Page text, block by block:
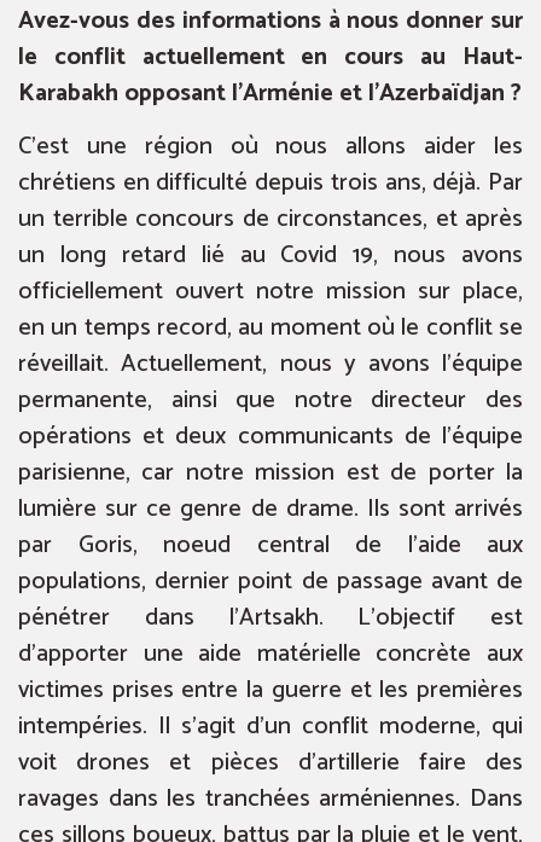
Avez-vous des informations à nous donner sur
le conflit actuellement en cours au Haut-
Karabakh opposant l’Arménie et l’Azerbaïdjan ?
C’est une région où nous allons aider les
chrétiens en difficulté depuis trois ans, déjà. Par
un terrible concours de circonstances, et après
un long retard lié au Covid 19, nous avons
officiellement ouvert notre mission sur place,
en un temps record, au moment où le conflit se
réveillait. Actuellement, nous y avons l’équipe
permanente, ainsi que notre directeur des
opérations et deux communicants de l’équipe
parisienne, car notre mission est de porter la
lumière sur ce genre de drame. Ils sont arrivés
par Goris, noeud central de l’aide aux
populations, dernier point de passage avant de
pénétrer dans l’Artsakh. L’objectif est
d’apporter une aide matérielle concrète aux
victimes prises entre la guerre et les premières
intempéries. Il s’agit d’un conflit moderne, qui
voit drones et pièces d’artillerie faire des
ravages dans les tranchées arméniennes. Dans